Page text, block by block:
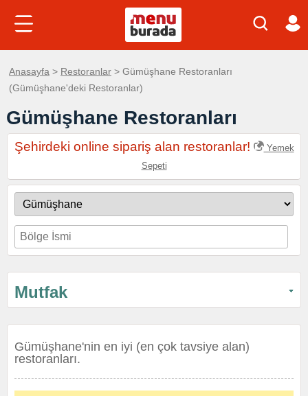
Anasayfa > Restoranlar > Gümüşhane Restoranları
(Gümüşhane'deki Restoranlar)
Gümüşhane Restoranları
Şehirdeki online sipariş alan restoranlar!
Yemek
Sepeti
Mutfak
Gümüşhane'nin en iyi (en çok tavsiye alan)
restoranları.